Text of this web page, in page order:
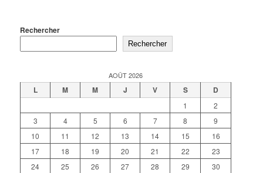
Rechercher
Rechercher
AOÛT 2026
L M M J V S D
1
2
3
4 5 6 7 8
9
10
11 12 13 14 15
16
17
18 19 20 21 22
23
24
25 26 27 28 29
30